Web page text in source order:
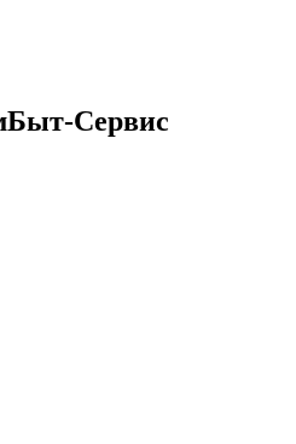
Сервис